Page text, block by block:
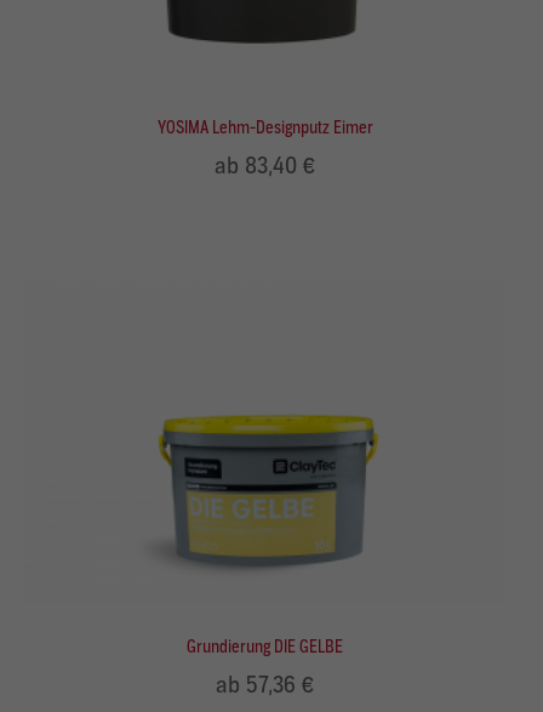
YOSIMA Lehm-Designputz Eimer
ab 83,40 €
Grundierung DIE GELBE
ab 57,36 €